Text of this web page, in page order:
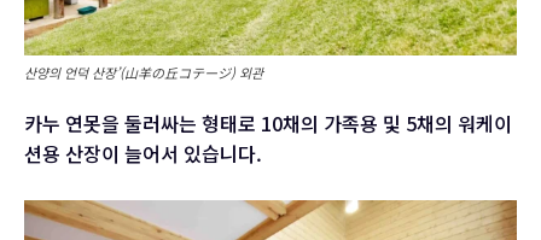
산양의 언덕 산장’(山羊の丘コテージ) 외관
카누 연못을 둘러싸는 형태로 10채의 가족용 및 5채의 워케이
션용 산장이 늘어서 있습니다.